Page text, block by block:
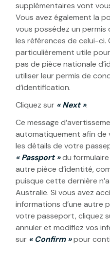
supplémentaires vont
Vous avez également la
vous possédez un
les références de celui-ci.
particulièrement utile
pas de pièce nationale
utiliser leur permis de
d’identification.
Cliquez sur « Next ».
Ce message
automatiquement afin de
les détails de votre
« Passport »du formulaire
autre pièce d’identité,
puisque cette dernière
Australie. Si vous avez
informations d’une autre
votre passeport, cliquez
annuler et modifiez vos
sur « Confirm »pour